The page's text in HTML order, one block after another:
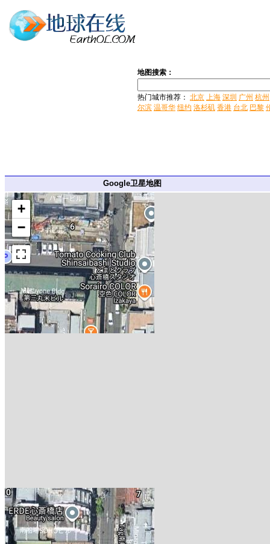
地图搜索：
热门城市推荐： 北京 上海 深圳 广州 杭州
尔滨 温哥华 纽约 洛杉矶 香港 台北 巴黎
Google卫星地图
+
−